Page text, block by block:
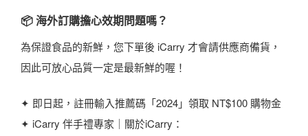
📦 海外訂購擔心效期問題嗎？
為保證食品的新鮮，您下單後 iCarry 才會請供應商備貨，
因此可放心品質一定是最新鮮的喔！
✦ 即日起，註冊輸入推薦碼「2024」領取 NT$100 購物金
✦ iCarry 伴手禮專家｜關於iCarry：